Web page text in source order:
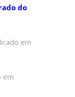
do
em
em